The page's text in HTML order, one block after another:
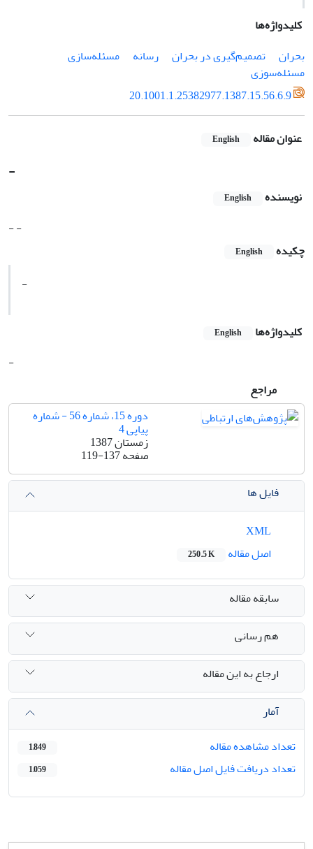
کلیدواژه‌ها
بحران
تصمیم‌گیری در بحران رسانه
مسئله‌سازی
مسئله‌سوزی
20.1001.1.25382977.1387.15.56.6.9
عنوان مقاله English
-
نویسنده English
- -
چکیده
English
-
کلیدواژه‌ها English
-
مراجع
دوره 15، شماره 56 - شماره
پیاپی 4
زمستان 1387
صفحه119-137
فایل ها
اصل مقاله
250.5 K
سابقه مقاله
هم رسانی
ارجاع به این مقاله
آمار
تعداد مشاهده مقاله
1,849
تعداد دریافت فایل اصل مقاله 1,059